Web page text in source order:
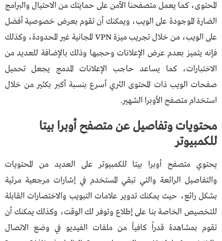
المحتوى، كما يعمل متصفحنا الآمن على حمايتك من الاحتيال والبرامج
الضارة الموجودة على الويب، ويمكنك أن تقوم بعرض خصوصية أفضل
على الويب، من خلال تجريب ميزة VPN المجانية غير المحدودة، وكذلك
فإنه يتميز بعدم عرض الإعلانات وحجبها وذلك بالإضافة للعديد من
الاختبارات، كما يساعد حاجب الإعلانات المدمج يجعل تحميل
صفحات الويب ذات المحتوى الثري أسرع بنسبة أكبر بكثير من خلال
استخدام متصفح الأوبرا الشهير.
محتويات وتفاصيل عن متصفح أوبرا بيتا
للكمبيوتر
يحتوي متصفح أوبرا بيتا للكمبيوتر على العديد من المحتويات
والتفاصيل الرائعة والتي تبقي المستخدم في إشارات مرجعية مرئية
بشكل رائع، حيث يمكنك تدوير علامات التبويب والاختصارات القابلة
للتخصيص الخاصة بنا على إطلاع وتوفر لك الوقت، وكذلك يمكنك أن
تقوم بمشاهدة قدراً كافياً من ملفات الفيديو في وضع الاتصال